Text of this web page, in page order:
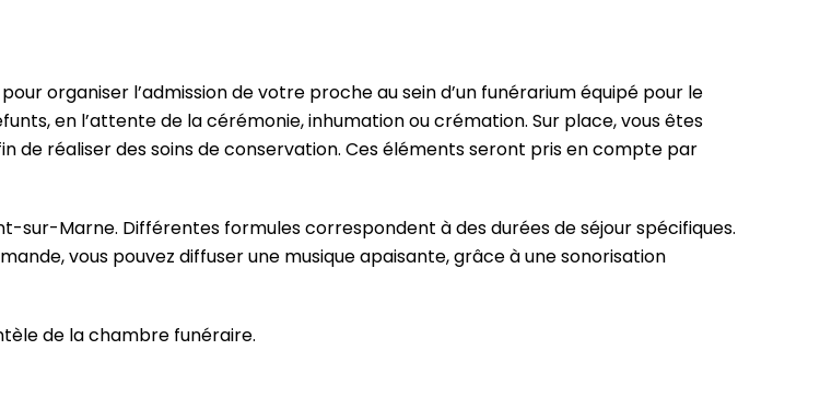
organiser l’admission de votre proche au sein d’un funérarium équipé pour le
en l’attente de la cérémonie, inhumation ou crémation. Sur place, vous êtes
réaliser des soins de conservation. Ces éléments seront pris en compte par
Marne. Différentes formules correspondent à des durées de séjour spécifiques.
vous pouvez diffuser une musique apaisante, grâce à une sonorisation
de la chambre funéraire.